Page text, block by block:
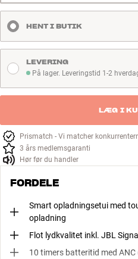
HENT I BUTIK
På lager. Leveringstid 1-2 hverdage
På lager. Leveringstid 1-2
LEVERING
LÆG I
Prismatch - Vi matcher
3 års medlemsgaranti
Hør før du handler
FORDELE
Smart opladningsetui med
opladning
Flot lydkvalitet inkl. JBL
10 timers batteritid med